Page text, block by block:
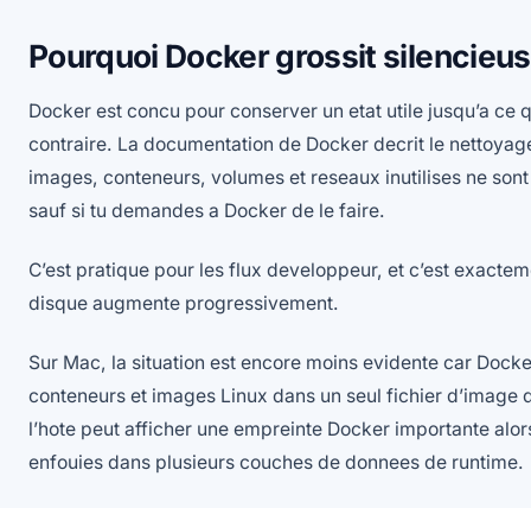
Pourquoi Docker grossit
Docker est concu pour conserver un etat utile jusqu’a ce
contraire. La documentation de Docker decrit le
images, conteneurs, volumes et reseaux inutilises ne
sauf si tu demandes a Docker de le faire.
C’est pratique pour les flux developpeur, et c’est
disque augmente progressivement.
Sur Mac, la situation est encore moins evidente car
conteneurs et images Linux dans un seul fichier d’image
l’hote peut afficher une empreinte Docker importante
enfouies dans plusieurs couches de donnees de runtime.